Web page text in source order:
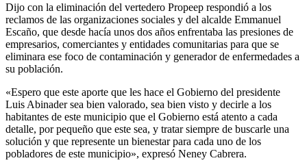
Dijo con la eliminación del vertedero Propeep respondió a los
reclamos de las organizaciones sociales y del alcalde Emmanuel
Escaño, que desde hacía unos dos años enfrentaba las presiones de
empresarios, comerciantes y entidades comunitarias para que se
eliminara ese foco de contaminación y generador de enfermedades a
su población.
«Espero que este aporte que les hace el Gobierno del presidente
Luis Abinader sea bien valorado, sea bien visto y decirle a los
habitantes de este municipio que el Gobierno está atento a cada
detalle, por pequeño que este sea, y tratar siempre de buscarle una
solución y que represente un bienestar para cada uno de los
pobladores de este municipio», expresó Neney Cabrera.